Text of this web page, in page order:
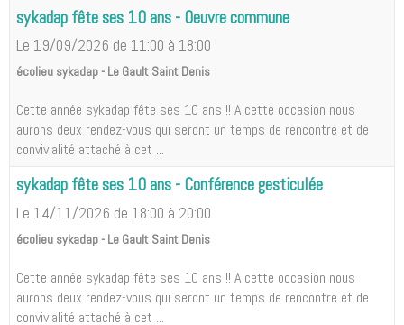
sykadap fête ses 10 ans - Oeuvre commune
Le 19/09/2026 de 11:00 à 18:00
écolieu sykadap - Le Gault Saint Denis
Cette année sykadap fête ses 10 ans !! A cette occasion nous
aurons deux rendez-vous qui seront un temps de rencontre et de
convivialité attaché à cet ...
sykadap fête ses 10 ans - Conférence gesticulée
Le 14/11/2026 de 18:00 à 20:00
écolieu sykadap - Le Gault Saint Denis
Cette année sykadap fête ses 10 ans !! A cette occasion nous
aurons deux rendez-vous qui seront un temps de rencontre et de
convivialité attaché à cet ...